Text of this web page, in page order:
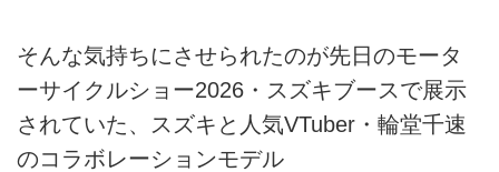
そんな気持ちにさせられたのが先日のモータ
ーサイクルショー2026・スズキブースで展示
されていた、スズキと人気VTuber・輪堂千速
のコラボレーションモデル